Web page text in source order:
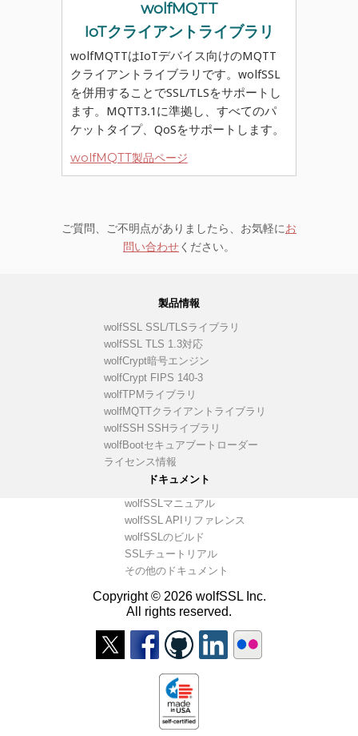
wolfMQTT
IoTクライアントライブラリ
wolfMQTTはIoTデバイス向けのMQTT
クライアントライブラリです。wolfSSL
を併用することでSSL/TLSをサポートし
ます。MQTT3.1に準拠し、すべてのパ
ケットタイプ、QoSをサポートします。
wolfMQTT製品ページ
ご質問、ご不明点がありましたら、お気軽にお
問い合わせください。
製品情報
wolfSSL SSL/TLSライブラリ
wolfSSL TLS 1.3対応
wolfCrypt暗号エンジン
wolfCrypt FIPS 140-3
wolfTPMライブラリ
wolfMQTTクライアントライブラリ
wolfSSH SSHライブラリ
wolfBootセキュアブートローダー
ライセンス情報
ドキュメント
wolfSSLマニュアル
wolfSSL APIリファレンス
wolfSSLのビルド
SSLチュートリアル
その他のドキュメント
Copyright © 2026 wolfSSL Inc.
All rights reserved.